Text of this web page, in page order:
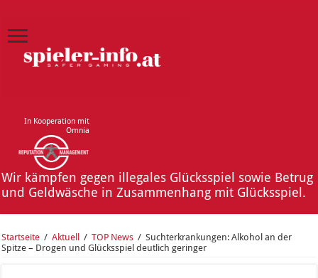
In Kooperation mit
Omnia
Wir kämpfen gegen illegales Glücksspiel sowie Betrug
und Geldwäsche in Zusammenhang mit Glücksspiel.
Startseite / Aktuell / TOP News / Suchterkrankungen: Alkohol an der
Spitze – Drogen und Glücksspiel deutlich geringer